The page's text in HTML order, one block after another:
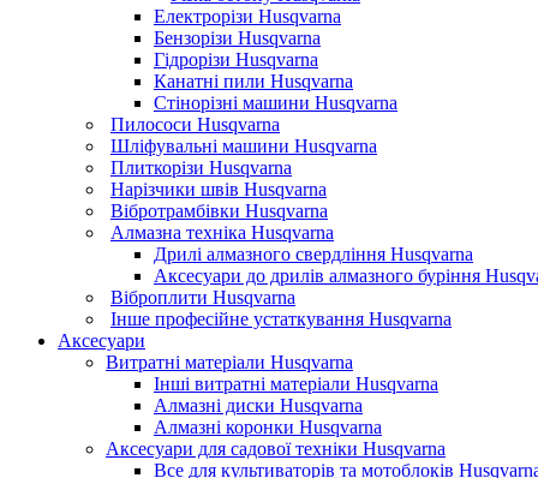
Електрорізи Husqvarna
Бензорізи Husqvarna
Гідрорізи Husqvarna
Канатні пили Husqvarna
Стінорізні машини Husqvarna
Пилососи Husqvarna
Шліфувальні машини Husqvarna
Плиткорізи Husqvarna
Нарізчики швів Husqvarna
Вібротрамбівки Husqvarna
Алмазна техніка Husqvarna
Дрилі алмазного свердління Husqvarna
Аксесуари до дрилів алмазного буріння
Віброплити Husqvarna
Інше професійне устаткування Husqvarna
Аксесуари
Витратні матеріали Husqvarna
Інші витратні матеріали Husqvarna
Алмазні диски Husqvarna
Алмазні коронки Husqvarna
Аксесуари для садової техніки Husqvarna
Все для культиваторів та мотоблоків